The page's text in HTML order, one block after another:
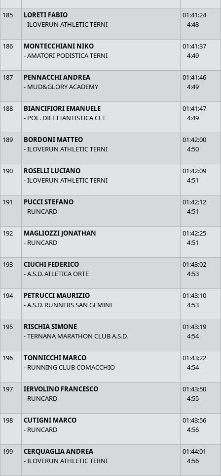
185
LORETI FABIO
- ILOVERUN ATHLETIC TERNI
01:41:24
4:48
186
MONTECCHIANI NIKO
- AMATORI PODISTICA TERNI
01:41:37
4:49
187
PENNACCHI ANDREA
- MUD&GLORY ACADEMY
01:41:46
4:49
188
BIANCIFIORI EMANUELE
- POL. DILETTANTISTICA CLT
01:41:47
4:49
189
BORDONI MATTEO
- ILOVERUN ATHLETIC TERNI
01:42:00
4:50
190
ROSELLI LUCIANO
- ILOVERUN ATHLETIC TERNI
01:42:09
4:51
191
PUCCI STEFANO
- RUNCARD
01:42:12
4:51
192
MAGLIOZZI JONATHAN
- RUNCARD
01:42:25
4:51
193
CIUCHI FEDERICO
- A.S.D. ATLETICA ORTE
01:43:02
4:53
194
PETRUCCI MAURIZIO
- A.S.D. RUNNERS SAN GEMINI
01:43:10
4:53
195
RISCHIA SIMONE
- TERNANA MARATHON CLUB A.S.D.
01:43:19
4:54
196
TONNICCHI MARCO
- RUNNING CLUB COMACCHIO
01:43:22
4:54
197
IERVOLINO FRANCESCO
- RUNCARD
01:43:50
4:55
198
CUTIGNI MARCO
- RUNCARD
01:43:56
4:56
199
CERQUAGLIA ANDREA
- ILOVERUN ATHLETIC TERNI
01:44:01
4:56